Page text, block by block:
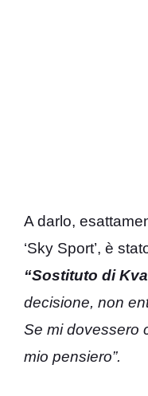
A darlo,
‘Sky Sport’, è
“Sostituto di
decisione, non
Se mi dovessero
mio pensiero”.